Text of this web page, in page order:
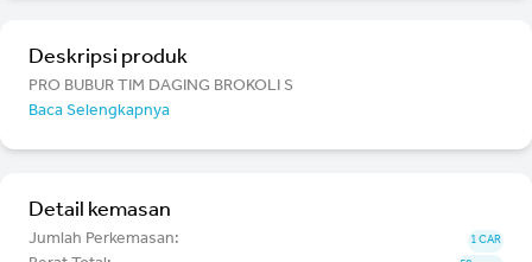
Deskripsi produk
PRO BUBUR TIM DAGING BROKOLI S
Baca Selengkapnya
Detail kemasan
Jumlah Perkemasan: 1 CAR